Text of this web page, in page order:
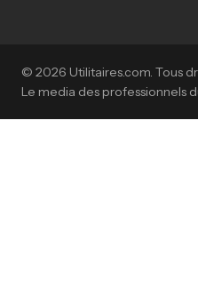
© 2026 Utilitaires.com. Tous
Le media des professionnels